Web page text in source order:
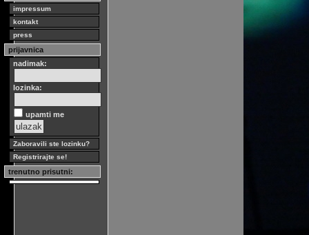
impressum
kontakt
press
prijavnica
nadimak:
lozinka:
upamti me
Zaboravili ste lozinku?
Registrirajte se!
trenutno prisutni: